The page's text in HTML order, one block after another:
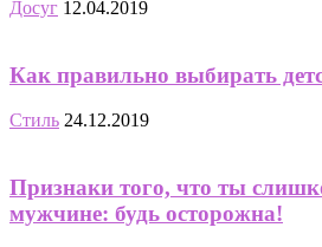
Досуг 12.04.2019
Как правильно выбирать
Стиль 24.12.2019
Признаки того, что ты
мужчине: будь осторожна!